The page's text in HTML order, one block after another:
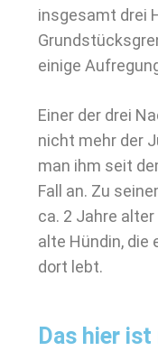
insgesamt drei
einige
Einer der drei
nicht mehr der
man ihm seit
Fall an. Zu
ca. 2 Jahre
alte Hündin, die
dort lebt.
Das hier